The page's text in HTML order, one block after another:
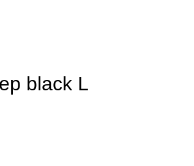
black L